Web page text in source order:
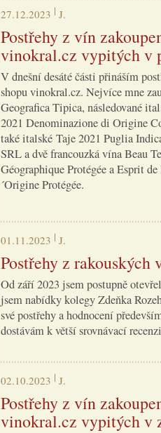
27.12.2023 J.
Postřehy z vín
vinokral.cz vypitých v
V dnešní desáté části přináším
shopu vinokral.cz. Nejvíce mne
Geografica Tipica, následované
2021 Denominazione di Origine
také italské Taje 2021 Puglia
SRL a dvě francouzká vína Beau
Géographique Protégée a Esprit
´Origine Protégée.
01.11.2023 J.
Postřehy z
Od září 2023 jsem postupně
jsem nabídky kolegy Zdeňka
své postřehy a hodnocení
dostávám k větší srovnávací
02.10.2023 J.
Postřehy z vín
vinokral.cz vypitých v